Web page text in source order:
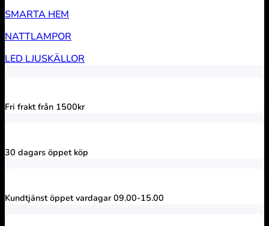
SMARTA HEM
NATTLAMPOR
LED LJUSKÄLLOR
Fri frakt från 1500kr
30 dagars öppet köp
Kundtjänst öppet vardagar 09.00-15.00